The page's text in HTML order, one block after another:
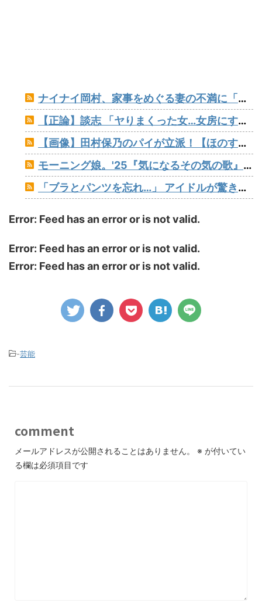
ナイナイ岡村、家事をめぐる妻の不満に「言ってくれたら済む話やん」になるみ「バイトやったらクビやで」説教受け黙り込む
【正論】談志 「ヤりまくった女…女房にする？」たけし 「…しないだろうねぇ、やっぱ」
【画像】田村保乃のパイが立派！【ほのす】【櫻坂46】
モーニング娘。'25『気になるその気の歌』ってガチで名曲だと思うんだけど
「ブラとパンツを忘れ…」 アイドルが驚きの姿でライブ出演報告
Error: Feed has an error or is not valid.
Error: Feed has an error or is not valid.
Error: Feed has an error or is not valid.
-芸能
comment
メールアドレスが公開されることはありません。 ※ が付いてい
る欄は必須項目です